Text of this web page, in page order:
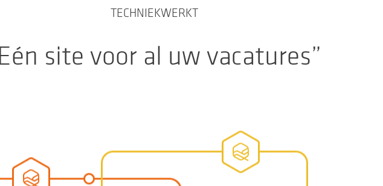
TECHNIEKWERKT
Eén site voor al uw vacatures